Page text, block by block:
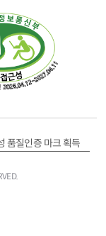
품질인증 마크 획득